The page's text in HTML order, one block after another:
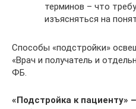
терминов – что
изъясняться на
Способы «подстройки»
«Врач и получатель и
ФБ.
«Подстройка к пациенту»